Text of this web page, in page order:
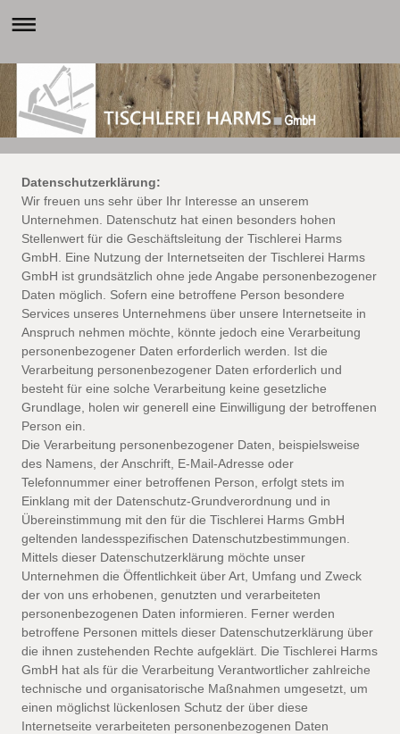
Datenschutzerklärung:
Wir freuen uns sehr über Ihr Interesse an unserem
Unternehmen. Datenschutz hat einen besonders hohen
Stellenwert für die Geschäftsleitung der Tischlerei Harms
GmbH. Eine Nutzung der Internetseiten der Tischlerei Harms
GmbH ist grundsätzlich ohne jede Angabe personenbezogener
Daten möglich. Sofern eine betroffene Person besondere
Services unseres Unternehmens über unsere Internetseite in
Anspruch nehmen möchte, könnte jedoch eine Verarbeitung
personenbezogener Daten erforderlich werden. Ist die
Verarbeitung personenbezogener Daten erforderlich und
besteht für eine solche Verarbeitung keine gesetzliche
Grundlage, holen wir generell eine Einwilligung der betroffenen
Person ein.
Die Verarbeitung personenbezogener Daten, beispielsweise
des Namens, der Anschrift, E-Mail-Adresse oder
Telefonnummer einer betroffenen Person, erfolgt stets im
Einklang mit der Datenschutz-Grundverordnung und in
Übereinstimmung mit den für die Tischlerei Harms GmbH
geltenden landesspezifischen Datenschutzbestimmungen.
Mittels dieser Datenschutzerklärung möchte unser
Unternehmen die Öffentlichkeit über Art, Umfang und Zweck
der von uns erhobenen, genutzten und verarbeiteten
personenbezogenen Daten informieren. Ferner werden
betroffene Personen mittels dieser Datenschutzerklärung über
die ihnen zustehenden Rechte aufgeklärt. Die Tischlerei Harms
GmbH hat als für die Verarbeitung Verantwortlicher zahlreiche
technische und organisatorische Maßnahmen umgesetzt, um
einen möglichst lückenlosen Schutz der über diese
Internetseite verarbeiteten personenbezogenen Daten